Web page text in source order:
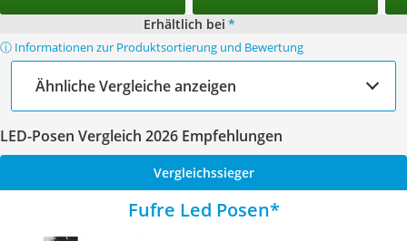
Erhältlich bei *
ⓘ Informationen zur Produktsortierung und Bewertung
Ähnliche Vergleiche anzeigen
LED-Posen Vergleich 2026 Empfehlungen
Vergleichssieger
Fufre Led Posen